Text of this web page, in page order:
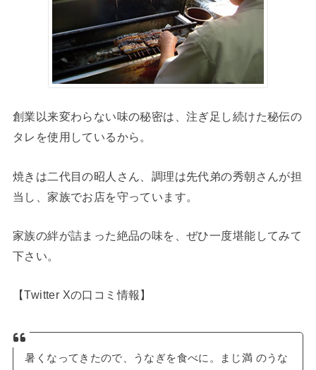
創業以来変わらない味の秘密は、注ぎ足し続けた秘伝の
タレを使用しているから。
焼きは二代目の昭人さん、調理は先代弟の秀朝さんが担
当し、家族でお店を守っています。
家族の絆が詰まった絶品の味を、ぜひ一度堪能してみて
下さい。
【Twitter Xの口コミ情報】
暑くなってきたので、うなぎを食べに。まじ満 のうな